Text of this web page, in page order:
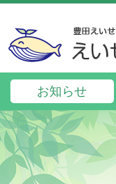
お知らせ